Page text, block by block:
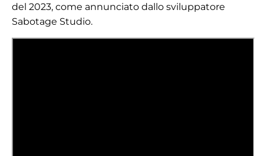
del 2023, come annunciato dallo sviluppatore
Sabotage Studio.